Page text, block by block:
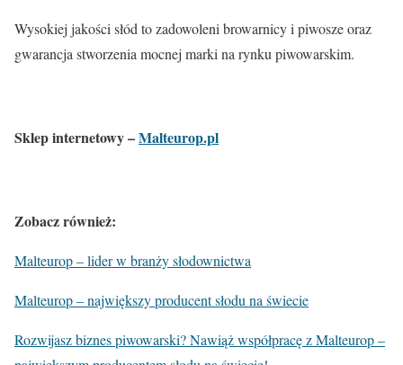
Wysokiej jakości słód to zadowoleni browarnicy i piwosze oraz
gwarancja stworzenia mocnej marki na rynku piwowarskim.
Sklep internetowy –Malteurop.pl
Zobacz również:
Malteurop – lider w branży słodownictwa
Malteurop – największy producent słodu na świecie
Rozwijasz biznes piwowarski? Nawiąż współpracę z Malteurop –